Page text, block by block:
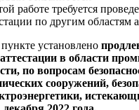
работе требуется
по другим областям
установлено
в области
по вопросам
сооружений,